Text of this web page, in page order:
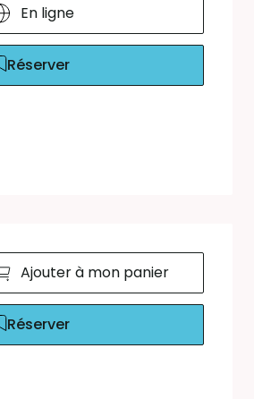
En ligne
Réserver
Ajouter à mon panier
Réserver